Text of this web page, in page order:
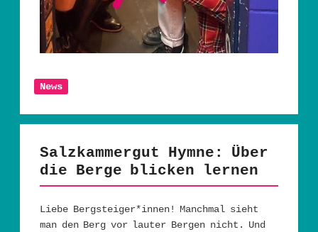
News
Salzkammergut Hymne: Über
die Berge blicken lernen
Liebe Bergsteiger*innen! Manchmal sieht
man den Berg vor lauter Bergen nicht. Und